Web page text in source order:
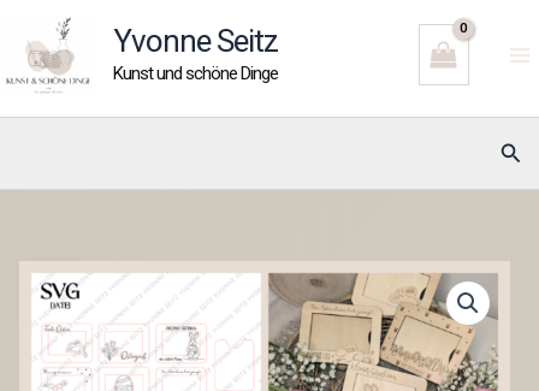
Inhalt
springen
Yvonne Seitz
Kunst und schöne Dinge